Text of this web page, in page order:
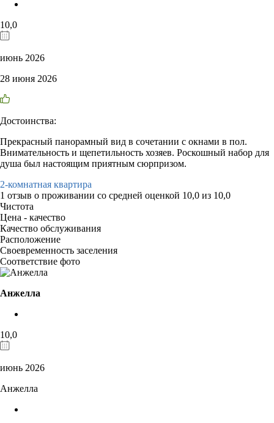
10,0
июнь 2026
28 июня 2026
Достоинства:
Прекрасный панорамный вид в сочетании с окнами в пол.
Внимательность и щепетильность хозяев. Роскошный набор для
душа был настоящим приятным сюрпризом.
2-комнатная квартира
1 отзыв о проживании со средней оценкой 10,0 из 10,0
Чистота
Цена - качество
Качество обслуживания
Расположение
Своевременность заселения
Соответствие фото
Анжелла
10,0
июнь 2026
Анжелла